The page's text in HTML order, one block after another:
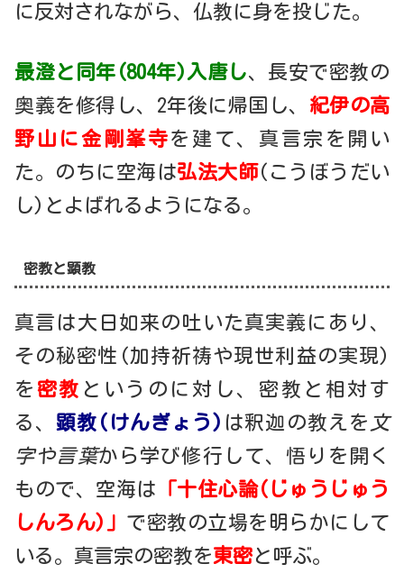
に反対されながら、仏教に身を投じた。
最澄と同年(804年)入唐し、長安で密教の
奥義を修得し、2年後に帰国し、 紀伊の高
野山に金剛峯寺を建て、真言宗を開い
た。のちに空海は弘法大師(こうぼうだい
し)とよばれるようになる。
密教と顕教
真言は大日如来の吐いた真実義にあり、
その秘密性(加持祈祷や現世利益の実現)
を 密教 というのに対し、密教と相対す
る、 顕教(けんぎょう) は釈迦の教えを 文
字や言葉から学び修行して、悟りを開く
もので、空海は 「十住心論(じゅうじゅう
しんろん)」 で密教の立場を明らかにして
いる。真言宗の密教を東密と呼ぶ。